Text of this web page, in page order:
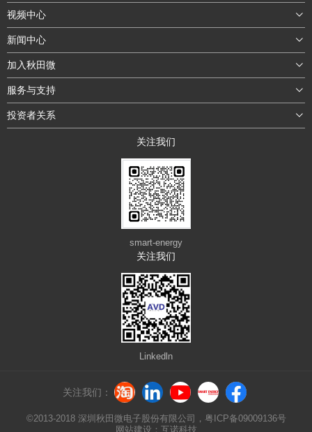
视频中心
新闻中心
加入秋田微
服务与支持
投资者关系
关注我们
smart-energy
关注我们
Linkedln
关注我们：
©2013-2018 深圳秋田微电子股份有限公司， 粤ICP备09009136号
网站建设：互诺科技